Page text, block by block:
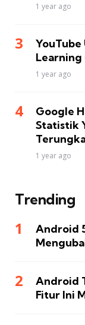
1 year ago
YouTube
Learning
1 year ago
Google
Statistik
1 year ago
Trending
Android
Android
Fitur Ini